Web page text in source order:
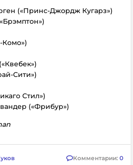
(«Принс‑Джордж Кугарз»)
Комо»)
Сити»)
Стил»)
(«Фрибур»)
Комментарии: 0